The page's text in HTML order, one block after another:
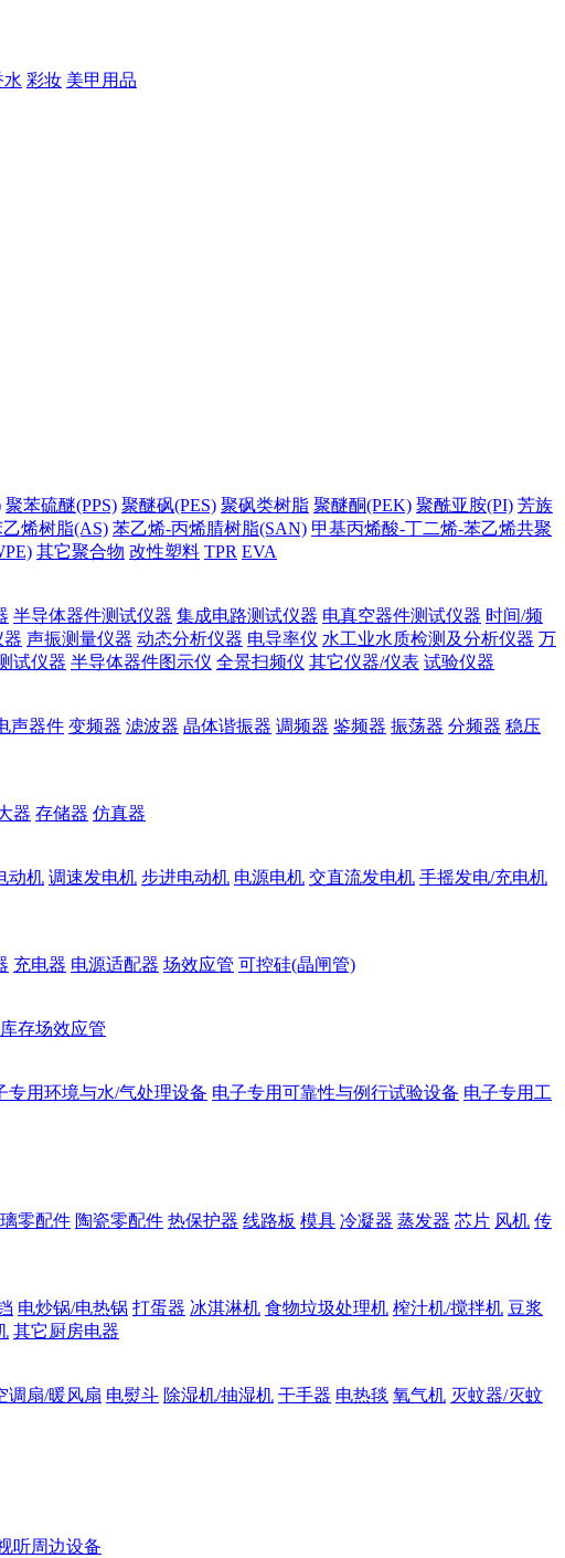
水 彩妆 美甲用品
聚苯硫醚(PPS) 聚醚砜(PES) 聚砜类树脂 聚醚酮(PEK) 聚酰亚胺(PI) 芳族
烯树脂(AS) 苯乙烯-丙烯腈树脂(SAN) 甲基丙烯酸-丁二烯-苯乙烯共聚
其它聚合物 改性塑料 TPR EVA
半导体器件测试仪器 集成电路测试仪器 电真空器件测试仪器 时间/频
器 声振测量仪器 动态分析仪器 电导率仪 水工业水质检测及分析仪器 万
试仪器 半导体器件图示仪 全景扫频仪 其它仪器/仪表 试验仪器
声器件 变频器 滤波器 晶体谐振器 调频器 鉴频器 振荡器 分频器 稳压
器 存储器 仿真器
动机 调速发电机 步进电动机 电源电机 交直流发电机 手摇发电/充电机
充电器 电源适配器 场效应管 可控硅(晶闸管)
库存场效应管
专用环境与水/气处理设备 电子专用可靠性与例行试验设备 电子专用工
零配件 陶瓷零配件 热保护器 线路板 模具 冷凝器 蒸发器 芯片 风机 传
电炒锅/电热锅 打蛋器 冰淇淋机 食物垃圾处理机 榨汁机/搅拌机 豆浆
其它厨房电器
调扇/暖风扇 电熨斗 除湿机/抽湿机 干手器 电热毯 氧气机 灭蚊器/灭蚊
听周边设备